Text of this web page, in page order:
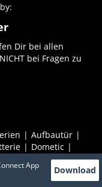
Dir bei allen
bei Fragen zu
Aufbautür
Dometic
Kabel Verlegung
App
Download